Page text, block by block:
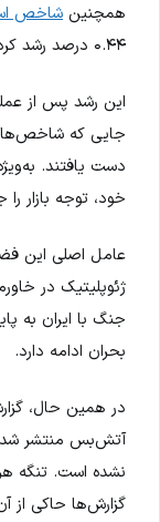
همچنین شاخص
۰.۴۴ درصد رشد کردند.
این رشد پس از
خود، توجه بازار
عامل اصلی این
ژئوپلیتیک در
جنگ با ایران به
بحران ادامه دارد.
در همین حال،
آتش‌بس منتشر
نشده است. تنگه
گزارش‌ها حاکی از